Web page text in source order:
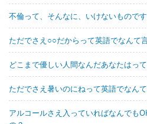
不倫って、そんなに、いけないもので
ただでさえ○○だからって英語でなんて
どこまで優しい人間なんだあなたはっ
ただでさえ暑いのにねって英語でなん
アルコールさえ入っていればなんでも